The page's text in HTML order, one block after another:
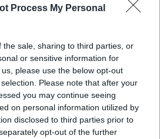
Process My Personal
the sale, sharing to third parties, or
or sensitive information for
please use the below opt-out
Please note that after your
you may continue seeing
on personal information utilized by
disclosed to third parties prior to
opt-out of the further
caserma Garibaldi, tra portici
Garibaldi: Varese invitata a